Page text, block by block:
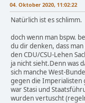
04. Oktober 2020, 11:02:22
Natürlich ist es schlimm.
doch wenn man bspw.
du dir denken, dass
den CDU/CSU-Lehen
ja nicht sieht.Denn was
sich manche West-
gegen die Imperialisten
war Stasi und
wurden vertuscht